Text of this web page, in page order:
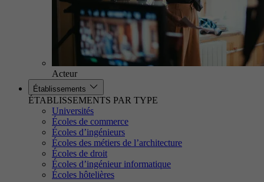
Acteur
Établissements
ÉTABLISSEMENTS PAR TYPE
Universités
Écoles de commerce
Écoles d’ingénieurs
Écoles des métiers de l’architecture
Écoles de droit
Écoles d’ingénieur informatique
Écoles hôtelières